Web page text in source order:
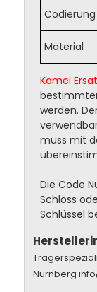
Codierung
Material
Kamei
werden.
muss mit
Die Code
Schloss
Schlüssel
Nürnberg